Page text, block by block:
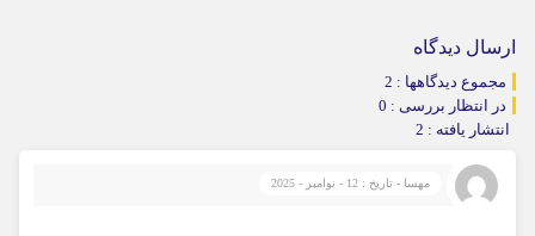
ارسال دیدگاه
مجموع دیدگاهها : 2
در انتظار بررسی : 0
انتشار یافته : 2
مهسا - تاریخ : 12 - نوامبر - 2025